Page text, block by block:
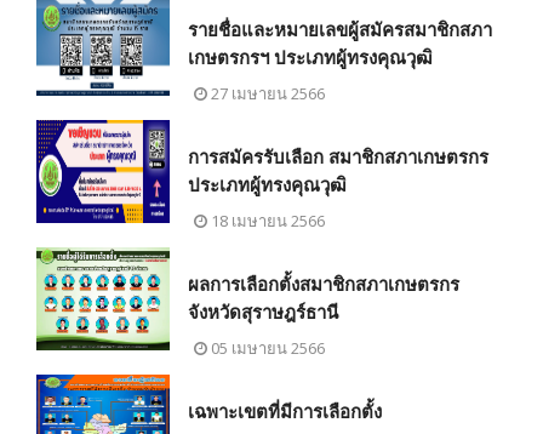
รายชื่อและหมายเลขผู้สมัครสมาชิกสภา
เกษตรกรฯ ประเภทผู้ทรงคุณวุฒิ
27 เมษายน 2566
การสมัครรับเลือก สมาชิกสภาเกษตรกร
ประเภทผู้ทรงคุณวุฒิ
18 เมษายน 2566
ผลการเลือกตั้งสมาชิกสภาเกษตรกร
จังหวัดสุราษฎร์ธานี
05 เมษายน 2566
เฉพาะเขตที่มีการเลือกตั้ง